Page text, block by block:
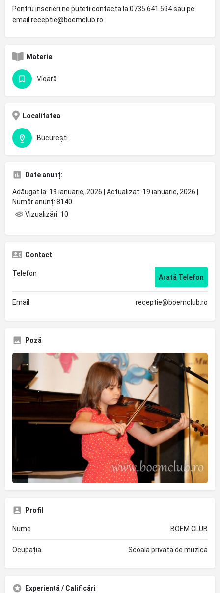
Pentru inscrieri ne puteti contacta la 0735 641 594 sau pe
email receptie@boemclub.ro
Materie
Vioară
Localitatea
București
Date anunț:
Adăugat la: 19 ianuarie, 2026 | Actualizat: 19 ianuarie, 2026 |
Număr anunț: 8140
Vizualizări: 10
Contact
Telefon Arată Telefon
Email receptie@boemclub.ro
Poză
Profil
Nume BOEM CLUB
Ocupația Scoala privata de muzica
Experiență / Calificări